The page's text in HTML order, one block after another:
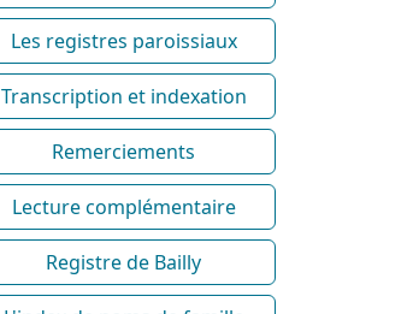
Les registres paroissiaux
Transcription et indexation
Remerciements
Lecture complémentaire
Registre de Bailly